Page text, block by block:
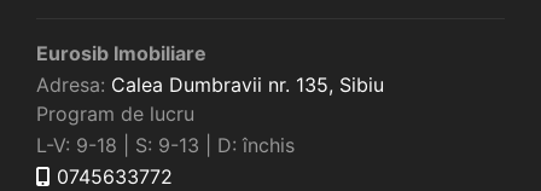
Eurosib Imobiliare
Adresa: Calea Dumbravii nr. 135, Sibiu
Program de lucru
L-V: 9-18 | S: 9-13 | D: închis
0745633772